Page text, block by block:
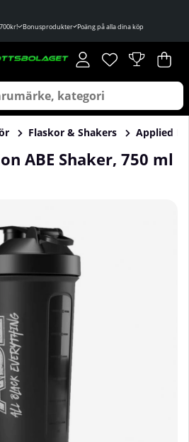
Bonusprodukter Poäng på alla dina köp
Önskelista
Antal i
. .
Flaskor & Shakers Applied
ABE Shaker, 750 ml
ABE Shaker, 750 ml